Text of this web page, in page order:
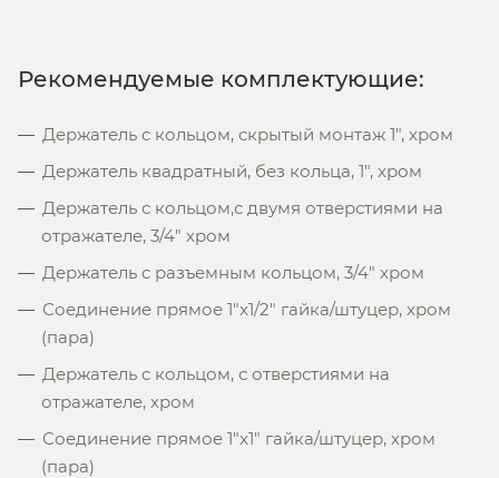
Рекомендуемые комплектующие:
Держатель с кольцом, скрытый монтаж 1", хром
Держатель квадратный, без кольца, 1", хром
Держатель с кольцом,с двумя отверстиями на
отражателе, 3/4" хром
Держатель с разъемным кольцом, 3/4" хром
Соединение прямое 1"x1/2" гайка/штуцер, хром
(пара)
Держатель c кольцом, с отверстиями на
отражателе, хром
Соединение прямое 1"x1" гайка/штуцер, хром
(пара)